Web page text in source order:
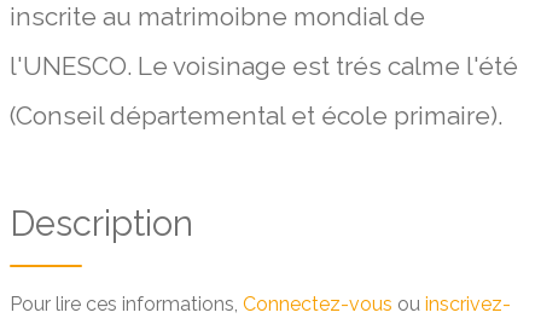
inscrite au matrimoibne mondial de
l'UNESCO. Le voisinage est trés calme l'été
(Conseil départemental et école primaire).
Description
Pour lire ces informations, Connectez-vous ou inscrivez-